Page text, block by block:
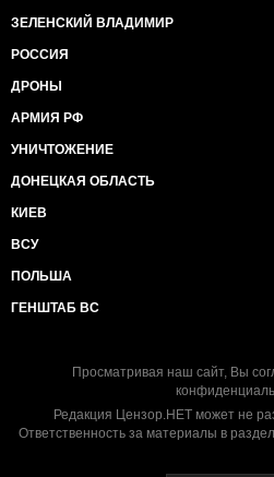
ЗЕЛЕНСКИЙ ВЛАДИМИР
РОССИЯ
ДРОНЫ
АРМИЯ РФ
УНИЧТОЖЕНИЕ
ДОНЕЦКАЯ ОБЛАСТЬ
КИЕВ
ВСУ
ПОЛЬША
ГЕНШТАБ ВС
Просматривая наш сайт, Вы
Редакция Цензор.НЕТ может не
Ответственность за материалы в